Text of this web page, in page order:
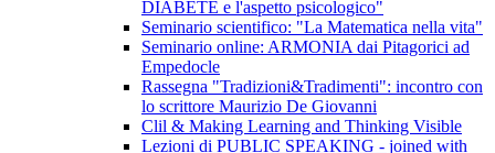
DIABETE e l'aspetto psicologico"
Seminario scientifico: "La Matematica nella vita"
Seminario online: ARMONIA dai Pitagorici ad
Empedocle
Rassegna "Tradizioni&Tradimenti": incontro con
lo scrittore Maurizio De Giovanni
Clil & Making Learning and Thinking Visible
Lezioni di PUBLIC SPEAKING - joined with